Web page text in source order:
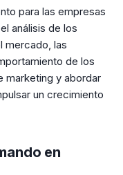
para las empresas
análisis de los
mercado, las
de los
marketing y abordar
un crecimiento
en